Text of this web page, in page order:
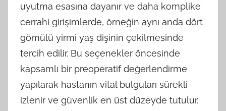
uyutma esasına dayanır ve daha komplike
cerrahi girişimlerde, örneğin aynı anda dört
gömülü yirmi yaş dişinin çekilmesinde
tercih edilir. Bu seçenekler öncesinde
kapsamlı bir preoperatif değerlendirme
yapılarak hastanın vital bulguları sürekli
izlenir ve güvenlik en üst düzeyde tutulur.